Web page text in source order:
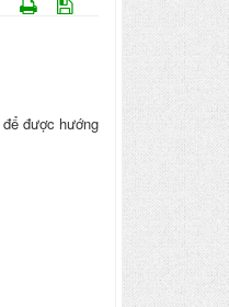
để được hướng